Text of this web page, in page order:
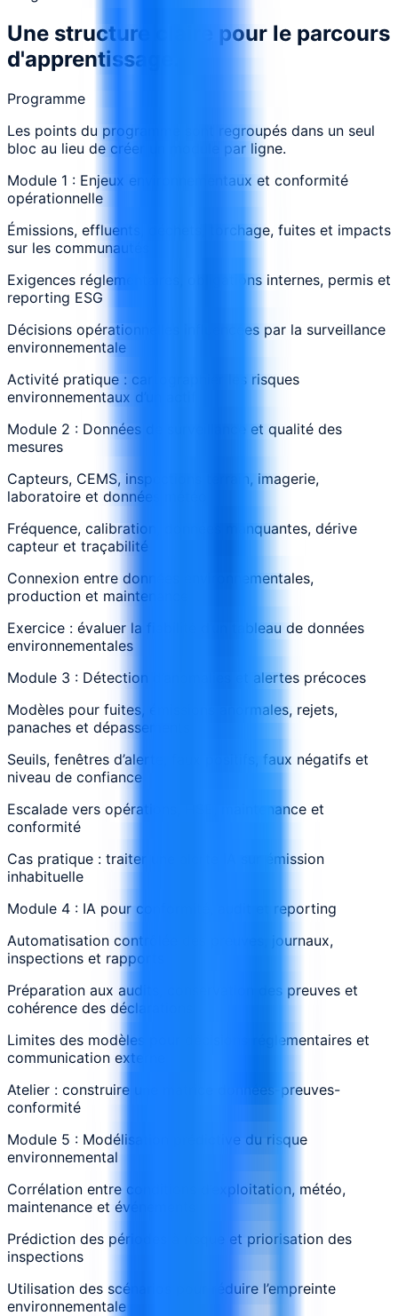
Une structure claire pour le parcours
d'apprentissage.
Programme
Les points du programme sont regroupés dans un seul
bloc au lieu de créer un module par ligne.
Module 1 : Enjeux environnementaux et conformité
opérationnelle
Émissions, effluents, déchets, torchage, fuites et impacts
sur les communautés
Exigences réglementaires, obligations internes, permis et
reporting ESG
Décisions opérationnelles influencées par la surveillance
environnementale
Activité pratique : cartographier les risques
environnementaux d’un actif
Module 2 : Données de surveillance et qualité des
mesures
Capteurs, CEMS, inspections terrain, imagerie,
laboratoire et données météo
Fréquence, calibration, données manquantes, dérive
capteur et traçabilité
Connexion entre données environnementales,
production et maintenance
Exercice : évaluer la fiabilité d’un tableau de données
environnementales
Module 3 : Détection d’anomalies et alertes précoces
Modèles pour fuites, émissions anormales, rejets,
panaches et dépassements
Seuils, fenêtres d’alerte, faux positifs, faux négatifs et
niveau de confiance
Escalade vers opérations, HSE, maintenance et
conformité
Cas pratique : traiter une alerte IA sur émission
inhabituelle
Module 4 : IA pour conformité, audit et reporting
Automatisation contrôlée des preuves, journaux,
inspections et rapports
Préparation aux audits, conservation des preuves et
cohérence des déclarations
Limites des modèles pour décisions réglementaires et
communication externe
Atelier : construire une matrice données-preuves-
conformité
Module 5 : Modélisation prédictive du risque
environnemental
Corrélation entre conditions d’exploitation, météo,
maintenance et événements
Prédiction des périodes à risque et priorisation des
inspections
Utilisation des scénarios pour réduire l’empreinte
environnementale